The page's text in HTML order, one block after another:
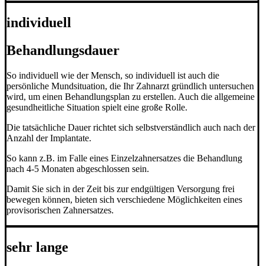
individuell
Behandlungsdauer
So individuell wie der Mensch, so individuell ist auch die
persönliche Mundsituation, die Ihr Zahnarzt gründlich untersuchen
wird, um einen Behandlungsplan zu erstellen. Auch die allgemeine
gesundheitliche Situation spielt eine große Rolle.
Die tatsächliche Dauer richtet sich selbstverständlich auch nach der
Anzahl der Implantate.
So kann z.B. im Falle eines Einzelzahnersatzes die Behandlung
nach 4-5 Monaten abgeschlossen sein.
Damit Sie sich in der Zeit bis zur endgültigen Versorgung frei
bewegen können, bieten sich verschiedene Möglichkeiten eines
provisorischen Zahnersatzes.
sehr lange